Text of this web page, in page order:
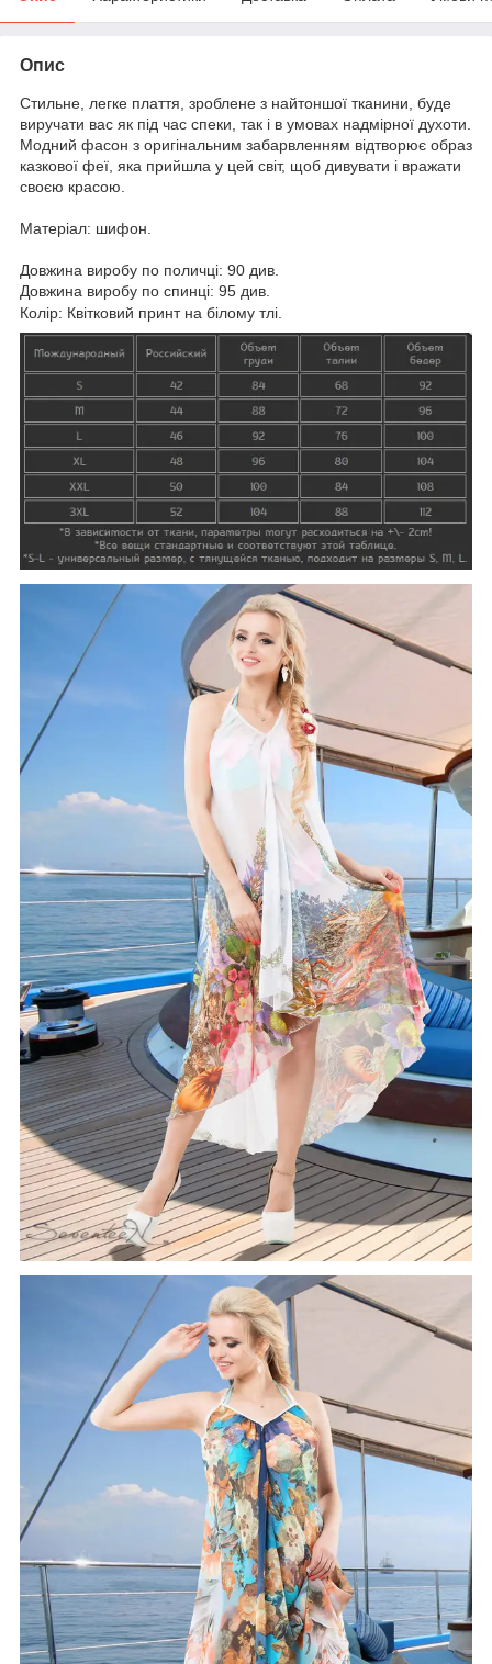
Опис
Стильне, легке плаття, зроблене з найтоншої тканини, буде
виручати вас як під час спеки, так і в умовах надмірної духоти.
Модний фасон з оригінальним забарвленням відтворює образ
казкової феї, яка прийшла у цей світ, щоб дивувати і вражати
своєю красою.
Матеріал: шифон.
Довжина виробу по поличці: 90 див.
Довжина виробу по спинці: 95 див.
Колір: Квітковий принт на білому тлі.